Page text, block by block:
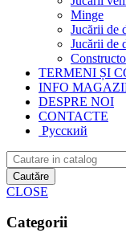
Minge
Jucării de
Jucării de
TERMENI ȘI
INFO
DESPRE NOI
CONTACTE
Русский
Cautăre
CLOSE
Categorii